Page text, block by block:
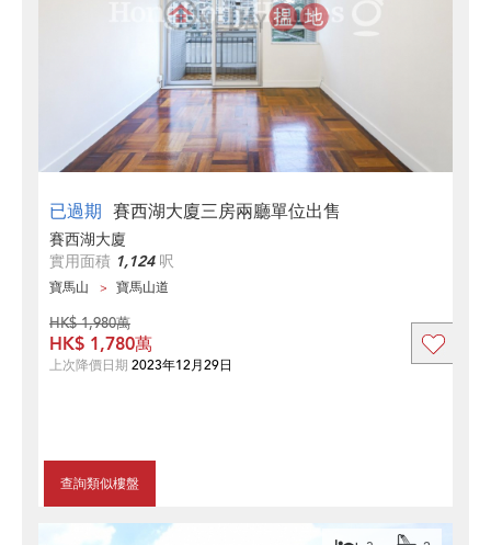
已過期 賽西湖大廈三房兩廳單位出售
賽西湖大廈
實用面積 1,124呎
寶馬山 寶馬山道
查詢類似樓盤
HK$ 1,980萬
HK$ 1,780萬
上次降價日期 2023年12月29日